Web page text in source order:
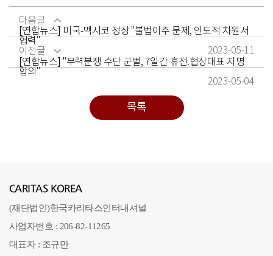
다음글
[연합뉴스] 미국-멕시코 정상 "불법이주 문제, 인도적 차원서
협력"
2023-05-11
이전글
[연합뉴스] "무력분쟁 수단 군벌, 7일간 휴전.협상대표 지명
합의"
2023-05-04
목록
CARITAS KOREA
(재단법인)한국카리타스인터내셔널
사업자번호 : 206-82-11265
대표자 : 조규만